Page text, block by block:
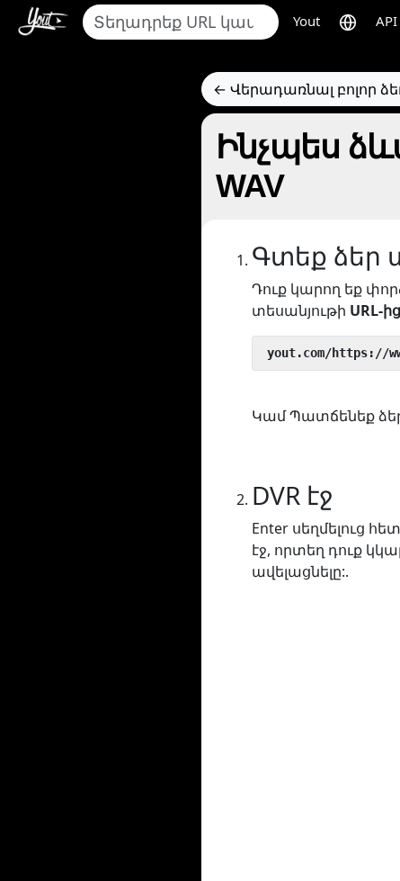
Yout API
← Վերադառնալ բոլոր
Ինչպես
WAV
Գտեք ձեր
Դուք կարող եք
տեսանյութի URL-ից
yout.com/https://
Կամ Պատճենեք
DVR էջ
Enter սեղմելուց
էջ, որտեղ դուք
ավելացնելը:.